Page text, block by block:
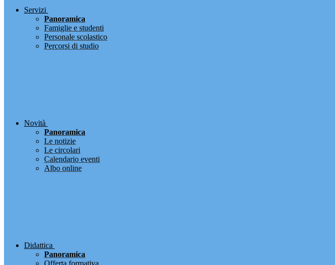
Servizi
Panoramica
Famiglie e studenti
Personale scolastico
Percorsi di studio
Novità
Panoramica
Le notizie
Le circolari
Calendario eventi
Albo online
Didattica
Panoramica